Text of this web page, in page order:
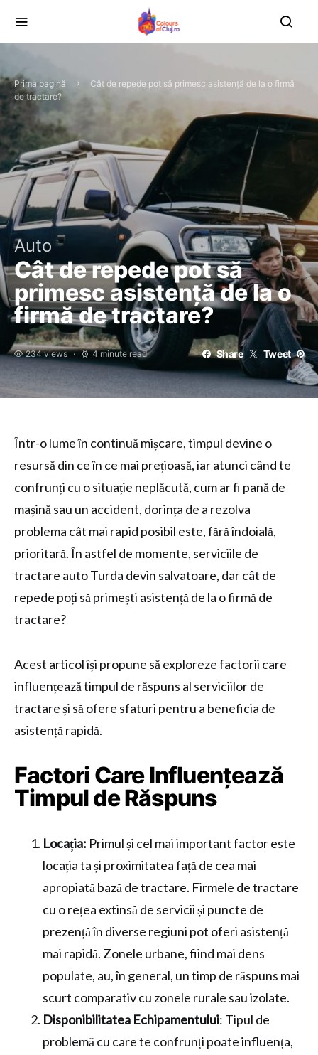
Prima pagină
Cât de repede pot să primesc asistență de la o firmă
de tractare?
Auto
Cât de repede pot să
primesc asistență de la o
firmă de tractare?
234 views 4 minute read Share Tweet
Într-o lume în continuă mișcare, timpul devine o
resursă din ce în ce mai prețioasă, iar atunci când te
confrunți cu o situație neplăcută, cum ar fi pană de
mașină sau un accident, dorința de a rezolva
problema cât mai rapid posibil este, fără îndoială,
prioritară. În astfel de momente, serviciile de
tractare auto Turda devin salvatoare, dar cât de
repede poți să primești asistență de la o firmă de
tractare?
Acest articol își propune să exploreze factorii care
influențează timpul de răspuns al serviciilor de
tractare și să ofere sfaturi pentru a beneficia de
asistență rapidă.
Factori Care Influențează
Timpul de Răspuns
Locația: Primul și cel mai important factor este
locația ta și proximitatea față de cea mai
apropiată bază de tractare. Firmele de tractare
cu o rețea extinsă de servicii și puncte de
prezență în diverse regiuni pot oferi asistență
mai rapidă. Zonele urbane, fiind mai dens
populate, au, în general, un timp de răspuns mai
scurt comparativ cu zonele rurale sau izolate.
Disponibilitatea Echipamentului: Tipul de
problemă cu care te confrunți poate influența,